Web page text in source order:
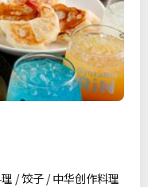
/ 饺子 / 中华创作料理